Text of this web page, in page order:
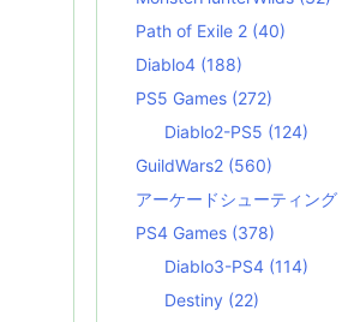
Path of Exile 2 (40)
Diablo4 (188)
PS5 Games (272)
Diablo2-PS5 (124)
GuildWars2 (560)
アーケードシューティング
PS4 Games (378)
Diablo3-PS4 (114)
Destiny (22)